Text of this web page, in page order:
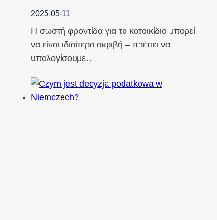
2025-05-11
Η σωστή φροντίδα για το κατοικίδιο μπορεί
να είναι ιδιαίτερα ακριβή – πρέπει να
υπολογίσουμε…